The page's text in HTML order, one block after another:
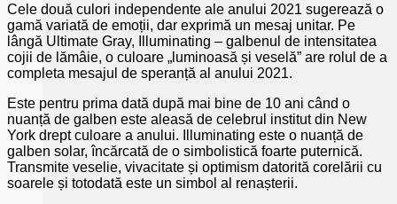
Cele două culori independente ale anului 2021 sugerează o
gamă variată de emoții, dar exprimă un mesaj unitar. Pe
lângă Ultimate Gray, Illuminating – galbenul de intensitatea
cojii de lămâie, o culoare „luminoasă și veselă” are rolul de a
completa mesajul de speranță al anului 2021.
Este pentru prima dată după mai bine de 10 ani când o
nuanță de galben este aleasă de celebrul institut din New
York drept culoare a anului. Illuminating este o nuanță de
galben solar, încărcată de o simbolistică foarte puternică.
Transmite veselie, vivacitate și optimism datorită corelării cu
soarele și totodată este un simbol al renașterii.